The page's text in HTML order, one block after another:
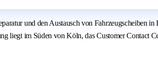
und den Austausch von Fahrzeugscheiben
liegt im Süden von Köln, das Customer Contact